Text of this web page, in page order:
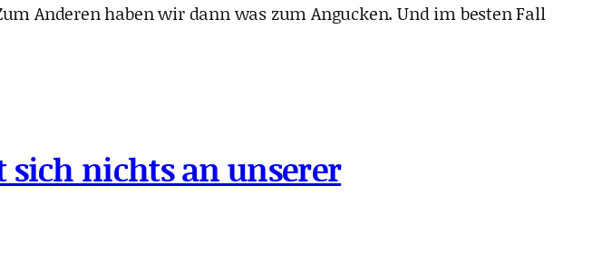
Anderen haben wir dann was zum Angucken. Und im besten Fall
sich nichts an unserer